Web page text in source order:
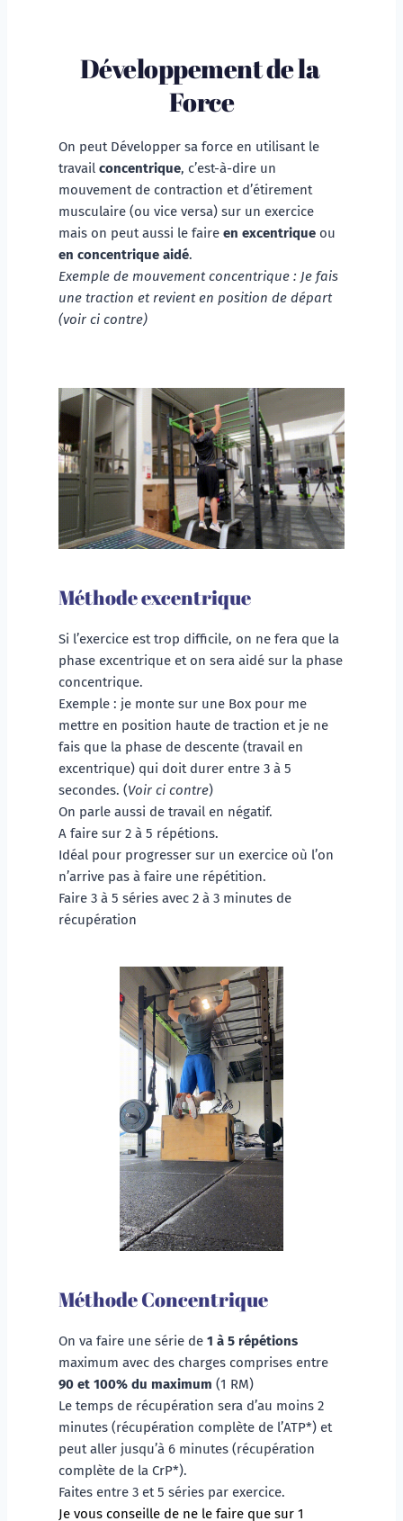
Développement de la
Force
On peut Développer sa force en utilisant le
travail concentrique, c’est-à-dire un
mouvement de contraction et d’étirement
musculaire (ou vice versa) sur un exercice
mais on peut aussi le faire en excentrique
en concentrique aidé.
Exemple de mouvement concentrique : Je fais
une traction et revient en position de départ
(voir ci contre)
Méthode excentrique
Si l’exercice est trop difficile, on ne fera que la
phase excentrique et on sera aidé sur la phase
concentrique.
Exemple : je monte sur une Box pour me
mettre en position haute de traction et je ne
fais que la phase de descente (travail en
excentrique) qui doit durer entre 3 à 5
secondes. (Voir ci contre)
On parle aussi de travail en négatif.
A faire sur 2 à 5 répétions.
Idéal pour progresser sur un exercice où l’on
n’arrive pas à faire une répétition.
Faire 3 à 5 séries avec 2 à 3 minutes de
récupération
Méthode Concentrique
On va faire une série de 1 à 5 répétions
maximum avec des charges comprises entre
90 et 100% du maximum (1 RM)
Le temps de récupération sera d’au moins 2
minutes (récupération complète de l’ATP*) et
peut aller jusqu’à 6 minutes (récupération
complète de la CrP*).
Faites entre 3 et 5 séries par exercice.
Je vous conseille de ne le faire que sur 1